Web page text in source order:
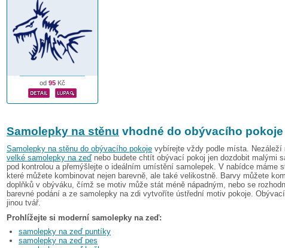
od 95 Kč
Samolepky na stěnu vhodné do obývacího pokoje
Samolepky na stěnu do obývacího pokoje vybírejte vždy podle místa. Nezáleží
velké samolepky na zeďnebo budete chtít obývací pokoj jen dozdobit malými
pod kontrolou a přemýšlejte o ideálním umístění samolepek. V nabídce máme
které můžete kombinovat nejen barevně, ale také velikostně. Barvy můžete
doplňků v obýváku, čímž se motiv může stát méně nápadným, nebo se
barevné podání a ze samolepky na zdi vytvoříte ústřední motiv pokoje.
jinou tvář.
Prohlížejte si moderní samolepky na zeď:
samolepky na zeď puntíky
samolepky na zeď pes